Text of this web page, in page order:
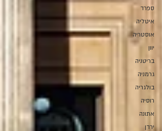
ספרד
איטליה
אוסטריה
יוון
בריטניה
גרמניה
בולגריה
רוסיה
אתונה
ירדן